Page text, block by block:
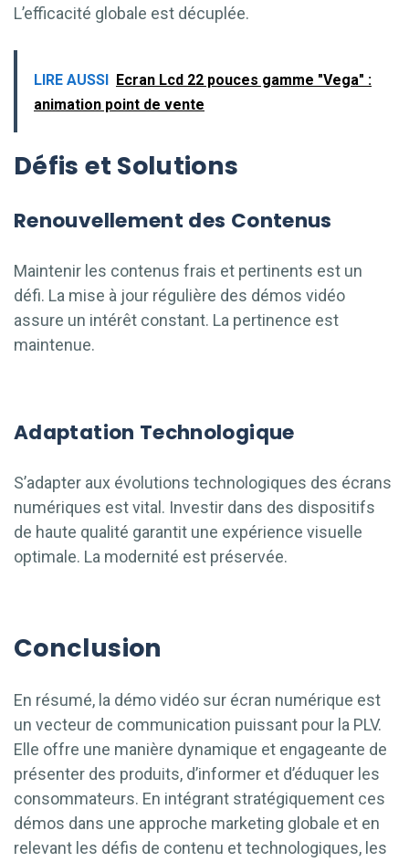
L’efficacité globale est décuplée.
LIRE AUSSI
Ecran Lcd 22 pouces gamme "Vega" :
animation point de vente
Défis et Solutions
Renouvellement des Contenus
Maintenir les contenus frais et pertinents est un
défi. La mise à jour régulière des démos vidéo
assure un intérêt constant. La pertinence est
maintenue.
Adaptation Technologique
S’adapter aux évolutions technologiques des écrans
numériques est vital. Investir dans des dispositifs
de haute qualité garantit une expérience visuelle
optimale. La modernité est préservée.
Conclusion
En résumé, la démo vidéo sur écran numérique est
un vecteur de communication puissant pour la PLV.
Elle offre une manière dynamique et engageante de
présenter des produits, d’informer et d’éduquer les
consommateurs. En intégrant stratégiquement ces
démos dans une approche marketing globale et en
relevant les défis de contenu et technologiques, les